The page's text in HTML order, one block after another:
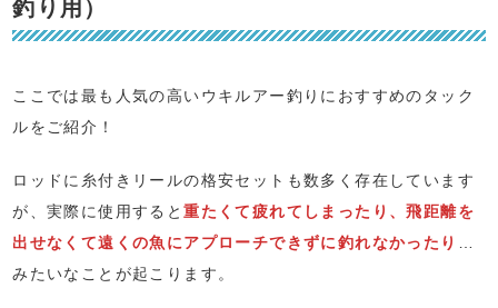
釣り用）
ここでは最も人気の高いウキルアー釣りにおすすめのタック
ルをご紹介！
ロッドに糸付きリールの格安セットも数多く存在しています
が、実際に使用すると重たくて疲れてしまったり、飛距離を
出せなくて遠くの魚にアプローチできずに釣れなかったり
みたいなことが起こります。